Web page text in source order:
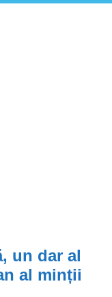
un dar al
al minții